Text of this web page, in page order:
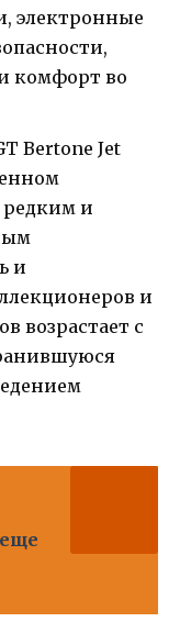
электронные
комфорт во
Bertone Jet
редким и
и
и
возрастает с